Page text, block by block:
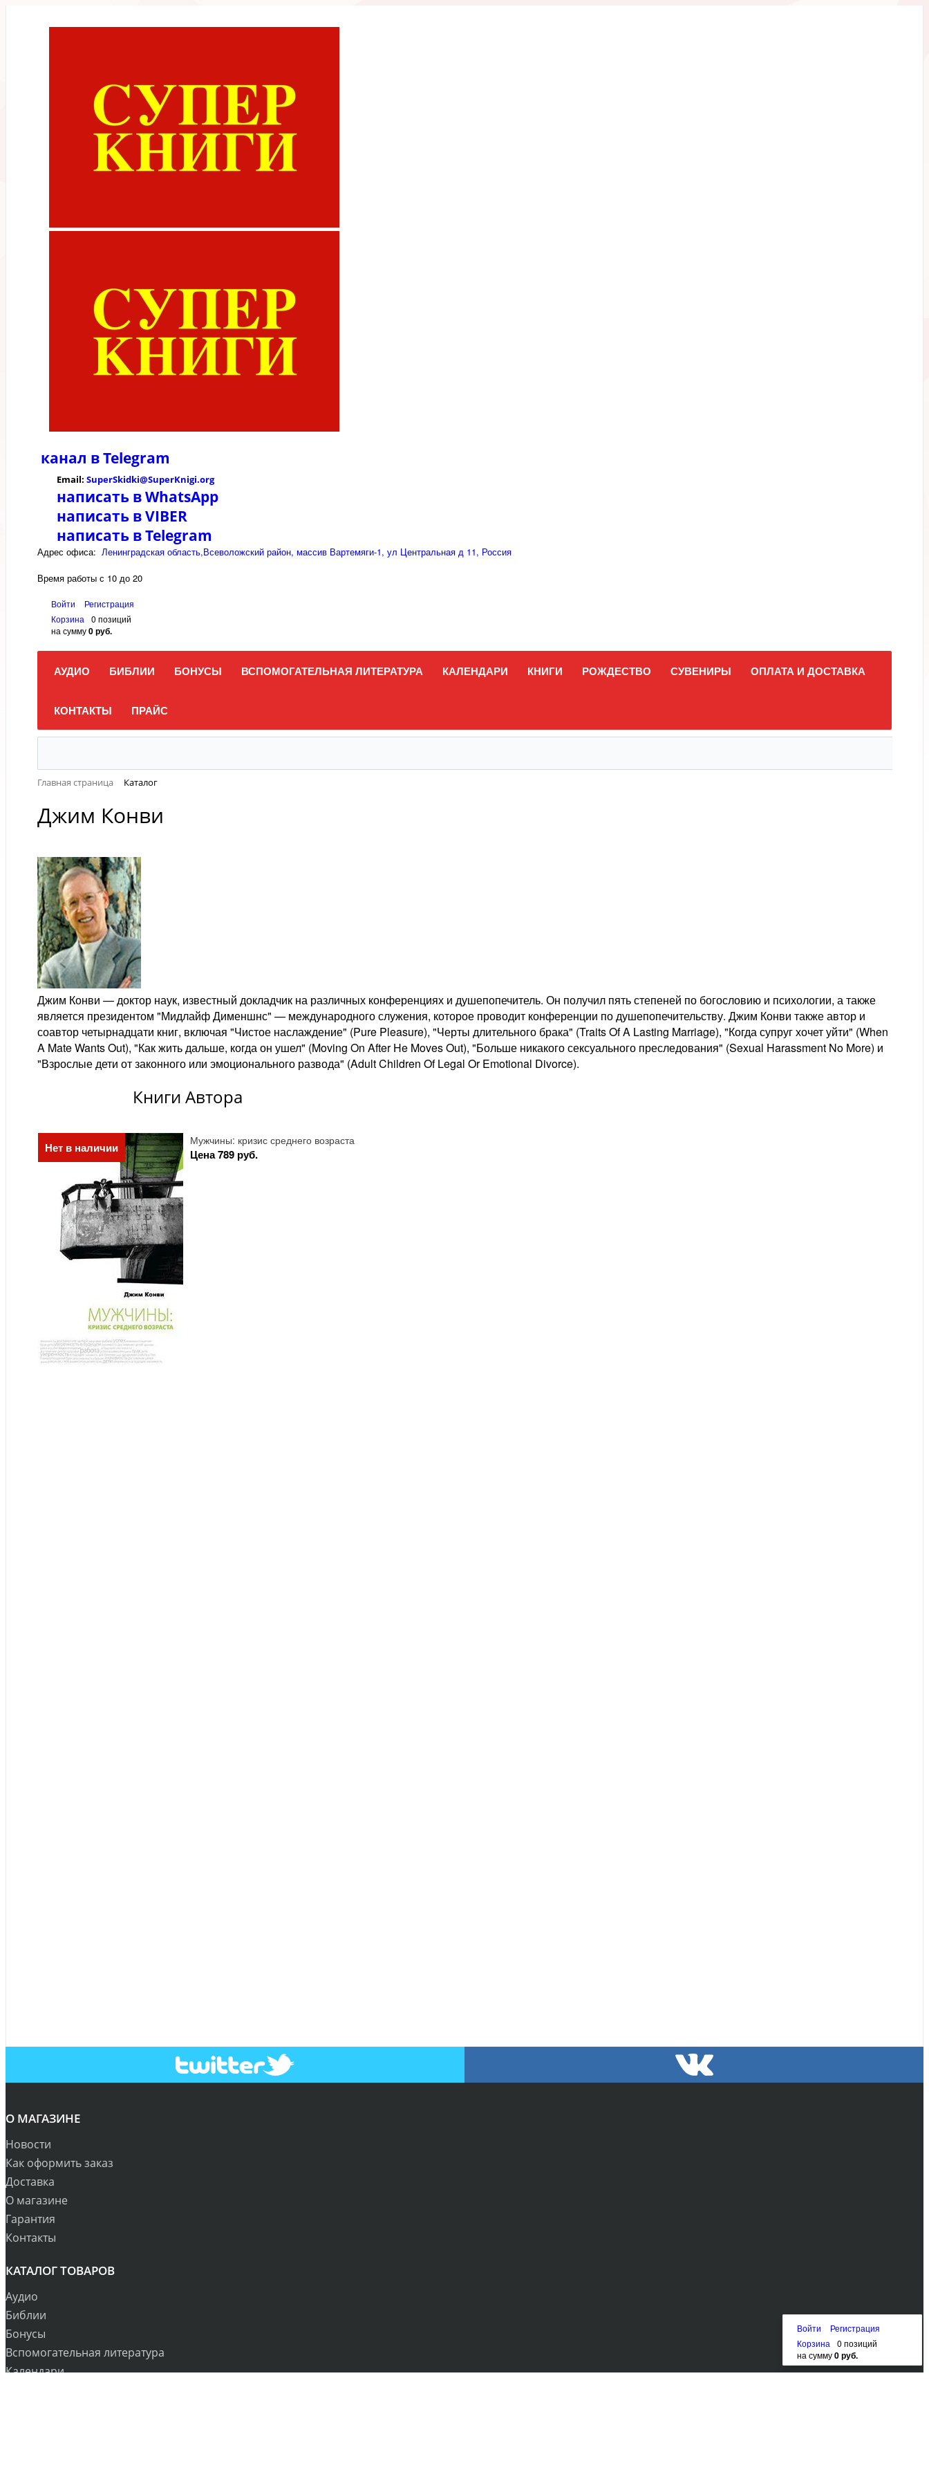
канал вTelegram
Email: SuperSkidki@SuperKnigi.org
написать в WhatsApp
написать в VIBER
написать в Telegram
Адрес офиса: Ленинградская область,Всеволожский район, массив Вартемяги-1, ул Центральная д 11, Россия
Время работы с 10 до 20
Войти
Регистрация
Корзина
0 позиций
на сумму0 руб.
АУДИО БИБЛИИ БОНУСЫ ВСПОМОГАТЕЛЬНАЯ ЛИТЕРАТУРА КАЛЕНДАРИ КНИГИ РОЖДЕСТВО СУВЕНИРЫ ОПЛАТА И ДОСТАВКА
КОНТАКТЫ ПРАЙС
Главная страница Каталог
Джим Конви
Джим Конви — доктор наук, известный докладчик на различных конференциях и душепопечитель. Он получил пять степеней по богословию и психологии, а также
является президентом "Мидлайф Дименшнс" — международного служения, которое проводит конференции по душепопечительству. Джим Конви также автор и
соавтор четырнадцати книг, включая "Чистое наслаждение" (Pure Pleasure), "Черты длительного брака" (Traits Of A Lasting Marriage), "Когда супруг хочет уйти" (When
A Mate Wants Out), "Как жить дальше, когда он ушел" (Moving On After He Moves Out), "Больше никакого сексуального преследования" (Sexual Harassment No More) и
"Взрослые дети от законного или эмоционального развода" (Adult Children Of Legal Or Emotional Divorce).
Книги Автора
Нет в наличии Мужчины: кризис среднего возраста
Цена 789 руб.
О МАГАЗИНЕ
Новости
Как оформить заказ
Доставка
О магазине
Гарантия
Контакты
КАТАЛОГ ТОВАРОВ
Аудио
Библии
Бонусы
Вспомогательная литература
Календари
Войти
Регистрация
Корзина
0 позиций
на сумму0 руб.